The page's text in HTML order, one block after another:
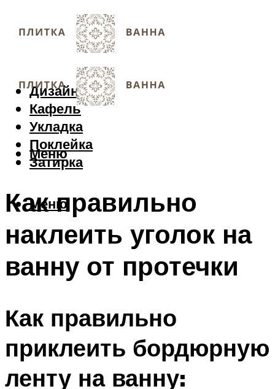
Дизайн
Кафель
Укладка
Поклейка
Затирка
Меню
Меню
Как правильно
наклеить уголок на
ванну от протечки
Как правильно
приклеить бордюрную
ленту на ванну: